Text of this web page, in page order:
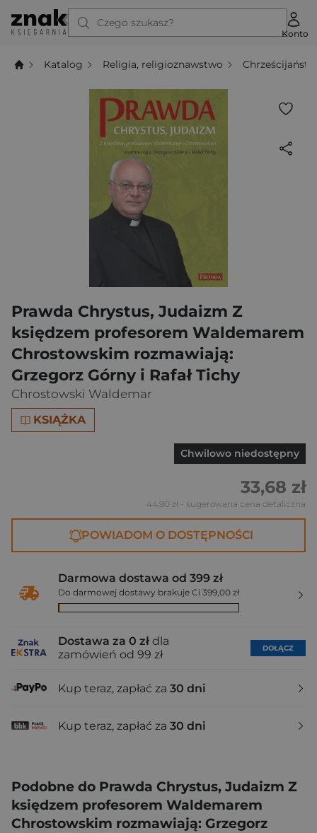
Czego szukasz?
Konto
Katalog Religia, religioznawstwo
Prawda Chrystus, Judaizm Z
księdzem profesorem Waldemarem
Chrostowskim rozmawiają:
Grzegorz Górny i Rafał Tichy
Chrostowski Waldemar
KSIĄŻKA
Chwilowo niedostępny
33,68 zł
44,90 zł - sugerowana cena detaliczna
POWIADOM O DOSTĘPNOŚCI
Darmowa dostawa od 399 zł
Do darmowej dostawy brakuje Ci 399,00 zł
Dostawa za 0 zł dla
zamówień od 99 zł
DOŁĄCZ
Kup teraz, zapłać za 30 dni
Kup teraz, zapłać za 30 dni
Podobne do Prawda Chrystus, Judaizm Z
księdzem profesorem Waldemarem
Chrostowskim rozmawiają: Grzegorz